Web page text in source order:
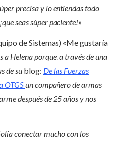
precisa y lo entiendas todo
seas súper paciente!»
de Sistemas) «Me gustaría
a Helena porque, a través de una
de su blog: De las Fuerzas
OTGSun compañero de armas
después de 25 años y nos
conectar mucho con los